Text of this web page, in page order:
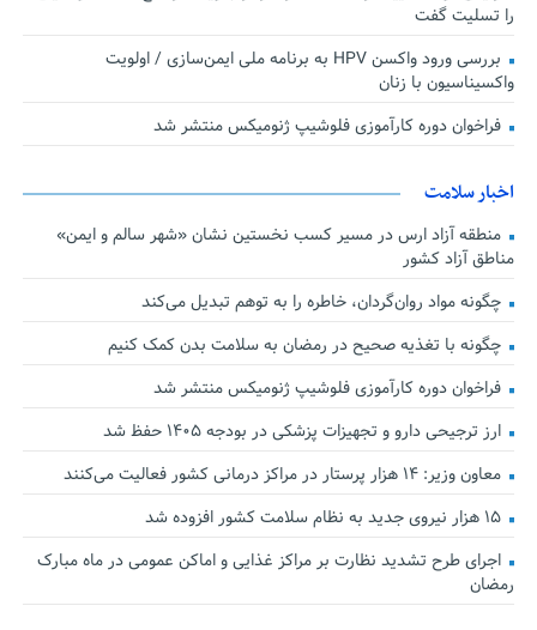
را تسلیت گفت
بررسی ورود واکسن HPV به برنامه ملی ایمن‌سازی / اولویت
واکسیناسیون با زنان
فراخوان دوره کارآموزی فلوشیپ ژنومیکس منتشر شد
اخبار سلامت
منطقه آزاد ارس در مسیر کسب نخستین نشان «شهر سالم و ایمن»
مناطق آزاد کشور
چگونه مواد روان‌گردان، خاطره را به توهم تبدیل می‌کند
چگونه با تغذیه صحیح در رمضان به سلامت بدن کمک کنیم
فراخوان دوره کارآموزی فلوشیپ ژنومیکس منتشر شد
ارز ترجیحی دارو و تجهیزات پزشکی در بودجه ۱۴۰۵ حفظ شد
معاون وزیر: ۱۴ هزار پرستار در مراکز درمانی کشور فعالیت می‌کنند
۱۵ هزار نیروی جدید به نظام سلامت کشور افزوده شد
اجرای طرح تشدید نظارت بر مراکز غذایی و اماکن عمومی در ماه مبارک
رمضان